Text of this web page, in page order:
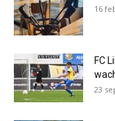
16
FC
23